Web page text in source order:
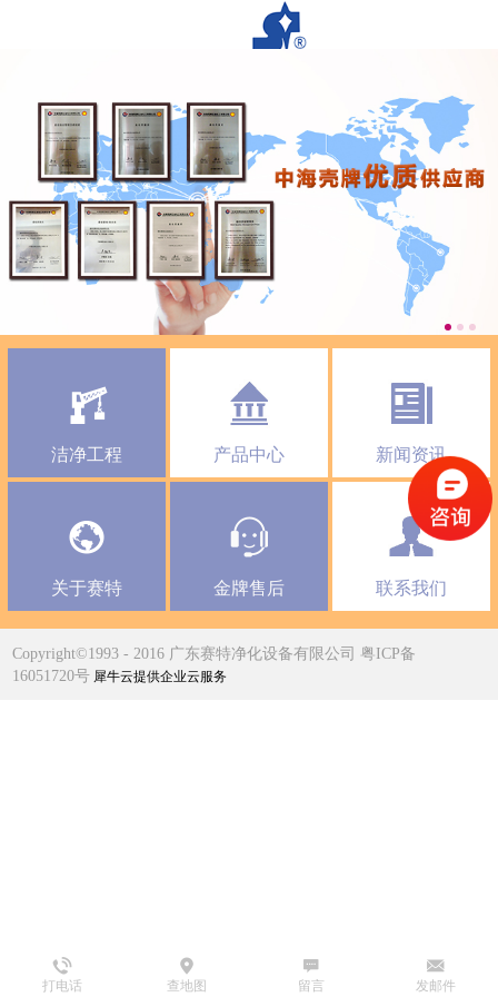
洁净工程 产品中心 新闻资讯
关于赛特 金牌售后 联系我们
Copyright©1993 - 2016 广东赛特净化设备有限公司 粤ICP备
16051720号 犀牛云提供企业云服务
打电话 查地图 发邮件
留言